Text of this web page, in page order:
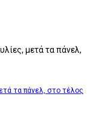
τα πάνελ, στο τέλος